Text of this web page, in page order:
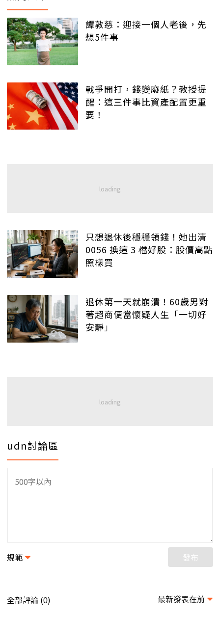
譚敦慈：迎接一個人老後，先
想5件事
戰爭開打，錢變廢紙？教授提
醒：這三件事比資產配置更重
要！
只想退休後穩穩領錢！她出清
0056 換這 3 檔好股：股價高點
照樣買
退休第一天就崩潰！60歲男對
著超商便當懷疑人生「一切好
安靜」
udn討論區
規範 發布
全部評論 (0) 最新發表在前